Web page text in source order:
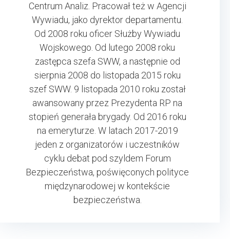
Centrum Analiz. Pracował też w Agencji
Wywiadu, jako dyrektor departamentu.
Od 2008 roku oficer Służby Wywiadu
Wojskowego. Od lutego 2008 roku
zastępca szefa SWW, a następnie od
sierpnia 2008 do listopada 2015 roku
szef SWW. 9 listopada 2010 roku został
awansowany przez Prezydenta RP na
stopień generała brygady. Od 2016 roku
na emeryturze. W latach 2017-2019
jeden z organizatorów i uczestników
cyklu debat pod szyldem Forum
Bezpieczeństwa, poświęconych polityce
międzynarodowej w kontekście
bezpieczeństwa.